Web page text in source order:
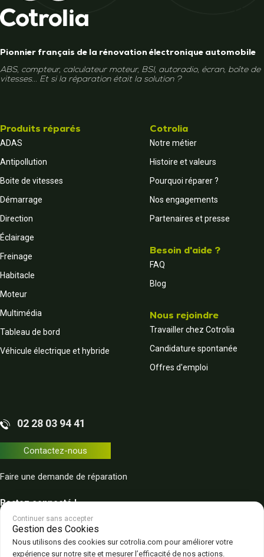
Pionnier français de la rénovation électronique automobile
ABS, compteur, calculateur moteur, BSI, autoradio, écran, boîte de
vitesses... Et si la réparation était la solution ?
Produits réparés
ADAS
Antipollution
Boite de vitesses
Démarrage
Direction
Éclairage
Freinage
Habitacle
Moteur
Multimédia
Tableau de bord
Véhicule électrique et hybride
Cotrolia
Notre métier
Histoire et valeurs
Pourquoi réparer ?
Nos engagements
Partenaires et presse
Besoin d'aide ?
FAQ
Blog
Nous rejoindre
Travailler chez Cotrolia
Candidature spontanée
Offres d'emploi
02 28 03 94 41
Contactez-nous
Faire une demande de réparation
Restez connecté !
Continuer sans accepter
Gestion des Cookies
Nous utilisons des cookies sur cotrolia.com pour améliorer votre
expérience sur notre site et mesurer l’efficacité de nos actions.